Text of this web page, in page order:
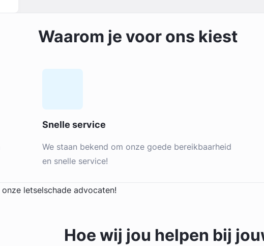
Waarom je voor ons kiest
Snelle service
We staan bekend om onze goede bereikbaarheid
en snelle service!
Hoe wij jou helpen bij